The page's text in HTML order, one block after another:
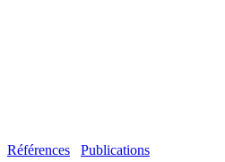
Références Publications